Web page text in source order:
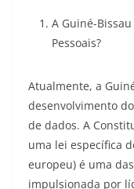
A Guiné-
Pessoais?
Atualmente, a
desenvolvimento
de dados. A
uma lei específica
europeu) é uma
impulsionada por